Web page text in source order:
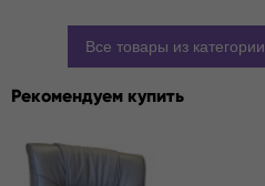
Все товары из категории
Рекомендуем купить